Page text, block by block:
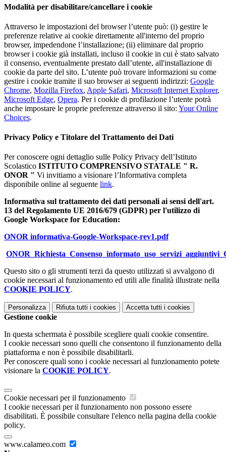
Modalità per disabilitare/cancellare i cookie
Attraverso le impostazioni del browser l’utente può: (i) gestire le
preferenze relative ai cookie direttamente all'interno del proprio
browser, impedendone l’installazione; (ii) eliminare dal proprio
browser i cookie già installati, incluso il cookie in cui è stato salvato
il consenso, eventualmente prestato dall’utente, all'installazione di
cookie da parte del sito. L’utente può trovare informazioni su come
gestire i cookie tramite il suo browser ai seguenti indirizzi: Google
Chrome, Mozilla Firefox, Apple Safari, Microsoft Internet Explorer,
Microsoft Edge, Opera. Per i cookie di profilazione l’utente potrà
anche impostare le proprie preferenze attraverso il sito: Your Online
Choices.
Privacy Policy e Titolare del Trattamento dei Dati
Per conoscere ogni dettaglio sulle Policy Privacy dell’Istituto
Scolastico ISTITUTO COMPRENSIVO STATALE " R.
ONOR " Vi invitiamo a visionare l’Informativa completa
disponibile online al seguente link.
Informativa sul trattamento dei dati personali ai sensi dell'art.
13 del Regolamento UE 2016/679 (GDPR) per l'utilizzo di
Google Workspace for Education:
ONOR informativa-Google-Workspace-rev1.pdf
Questo sito o gli strumenti terzi da questo utilizzati si avvalgono di
cookie necessari al funzionamento ed utili alle finalità illustrate nella
COOKIE POLICY.
Personalizza Rifiuta tutti i cookies Accetta tutti i cookies
Gestione cookie
In questa schermata è possibile scegliere quali cookie consentire.
I cookie necessari sono quelli che consentono il funzionamento della
piattaforma e non è possibile disabilitarli.
Per conoscere quali sono i cookie necessari al funzionamento potete
visionare la COOKIE POLICY.
Cookie necessari per il funzionamento
I cookie necessari per il funzionamento non possono essere
disabilitati. È possibile consultare l'elenco nella pagina della cookie
policy.
www.calameo.com